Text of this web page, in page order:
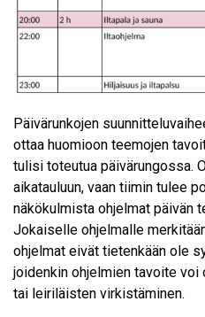
Päivärunkojen
ottaa huomioon teemojen
tulisi toteutua päivärungossa.
aikatauluun, vaan tiimin tulee
näkökulmista ohjelmat päivän
Jokaiselle ohjelmalle
ohjelmat eivät tietenkään ole
joidenkin ohjelmien tavoite voi
tai leiriläisten virkistäminen.